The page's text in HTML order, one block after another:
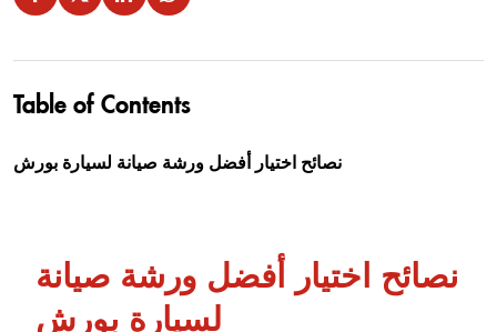
Table of Contents
نصائح اختيار أفضل ورشة صيانة لسيارة بورش
نصائح اختيار أفضل ورشة صيانة
لسيارة بورش